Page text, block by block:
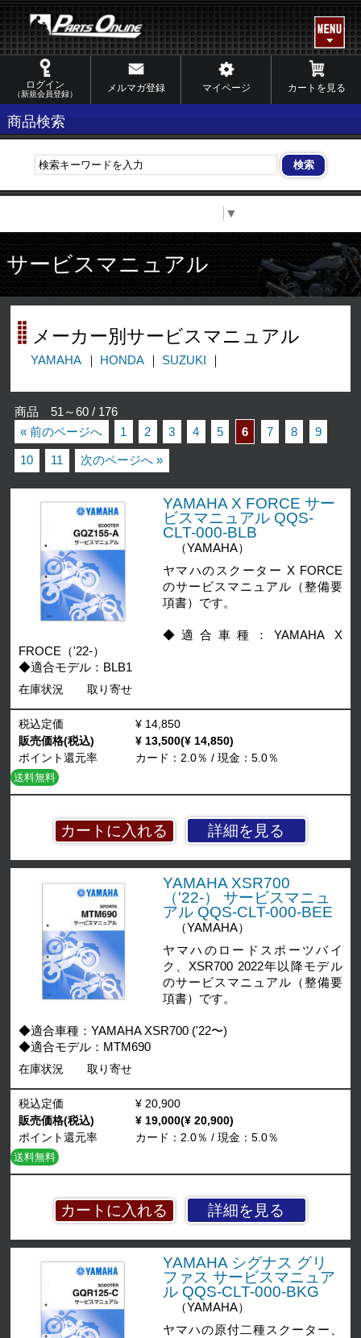
ログイン
（新規会員登録）
メルマガ登録 マイページ カートを見る
商品検索
▼
サービスマニュアル
メーカー別サービスマニュアル
YAMAHA HONDA SUZUKI
商品 51～60 / 176
« 前のページへ
1 2 3 4 5 6 7 8 9
10 11 次のページへ »
YAMAHA X FORCE サー
ビスマニュアル QQS-
CLT-000-BLB
（YAMAHA）
ヤマハのスクーター X FORCE
のサービスマニュアル（整備要
項書）です。
◆適合車種：YAMAHA X
FROCE（'22-）
◆適合モデル：BLB1
在庫状況
取り寄せ
詳細を見る
税込定価
¥ 14,850
販売価格(税込)
¥ 13,500(¥ 14,850)
ポイント還元率
カード：2.0％ / 現金：5.0％
送料無料
YAMAHA XSR700
（'22-） サービスマニュ
アル QQS-CLT-000-BEE
（YAMAHA）
ヤマハのロードスポーツバイ
ク、XSR700 2022年以降モデル
のサービスマニュアル（整備要
項書）です。
◆適合車種：YAMAHA XSR700 ('22〜)
◆適合モデル：MTM690
在庫状況
取り寄せ
詳細を見る
税込定価
¥ 20,900
販売価格(税込)
¥ 19,000(¥ 20,900)
ポイント還元率
カード：2.0％ / 現金：5.0％
送料無料
YAMAHA シグナス グリ
ファス サービスマニュア
ル QQS-CLT-000-BKG
（YAMAHA）
ヤマハの原付二種スクーター、